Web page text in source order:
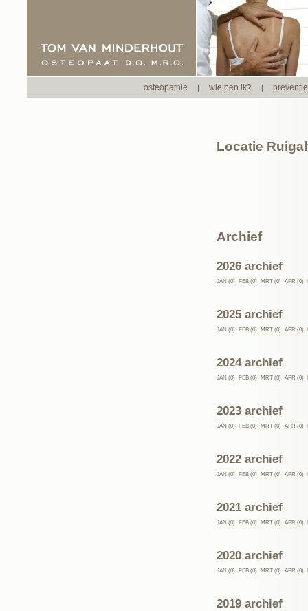
osteopathie | wie ben ik? |
Locatie
Archief
2026 archief
JAN (0) FEB (0) MRT (0) APR (0)
2025 archief
JAN (0) FEB (0) MRT (0) APR (0)
2024 archief
JAN (0) FEB (0) MRT (0) APR (0)
2023 archief
JAN (0) FEB (0) MRT (0) APR (0)
2022 archief
JAN (0) FEB (0) MRT (0) APR (0)
2021 archief
JAN (0) FEB (0) MRT (0) APR (0)
2020 archief
JAN (0) FEB (0) MRT (0) APR (0)
2019 archief